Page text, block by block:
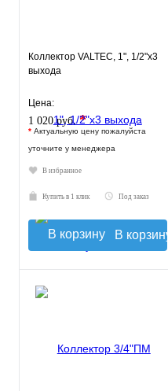
Коллектор VALTEC, 1", 1/2"х3
выхода
Цена:
1 020 руб.*
* Актуальную цену пожалуйста
уточните у менеджера
В избранное
Купить в 1 клик Под заказ
В корзину